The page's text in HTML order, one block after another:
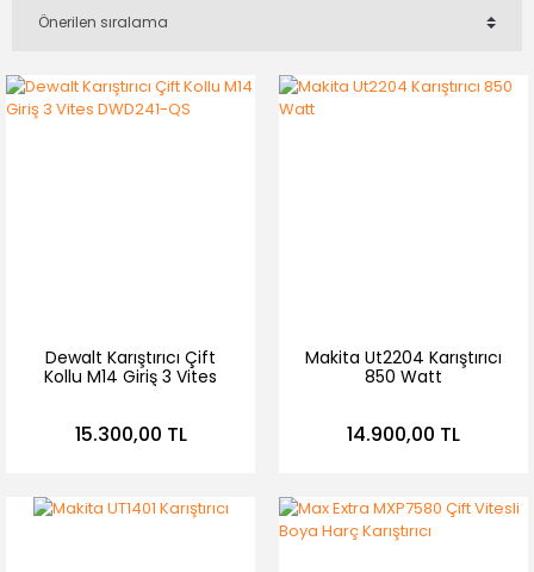
Dewalt Karıştırıcı Çift
Kollu M14 Giriş 3 Vites
15.300,00 TL
Makita Ut2204 Karıştırıcı
850 Watt
14.900,00 TL